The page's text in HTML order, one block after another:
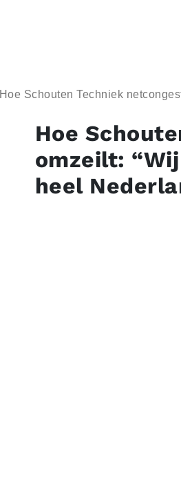
Hoe Schouten Techniek
Hoe
omzeilt:
heel